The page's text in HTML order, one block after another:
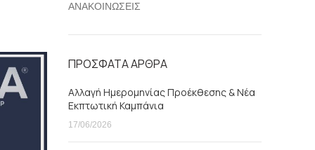
ΑΝΑΚΟΙΝΩΣΕΙΣ
ΠΡΟΣΦΑΤΑ ΑΡΘΡΑ
Αλλαγή Ημερομηνίας Προέκθεσης & Νέα
Εκπτωτική Καμπάνια
17/06/2026